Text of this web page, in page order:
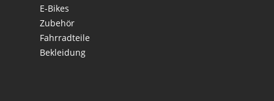
E-Bikes
Zubehör
Fahrradteile
Bekleidung